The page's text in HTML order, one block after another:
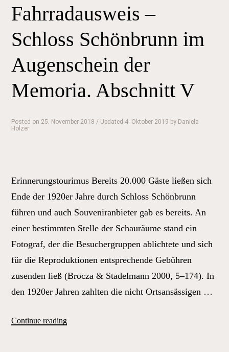
im
Augenschein
der
Memoria.
Abschnitt
VI“
Fahrradausweis –
Schloss Schönbrunn im
Augenschein der
Memoria. Abschnitt V
Posted on 25. November 2018 / Updated 4. Oktober 2019 by Daniela
Holzer
Erinnerungstourimus Bereits 20.000 Gäste ließen sich
Ende der 1920er Jahre durch Schloss Schönbrunn
führen und auch Souveniranbieter gab es bereits. An
einer bestimmten Stelle der Schauräume stand ein
Fotograf, der die Besuchergruppen ablichtete und sich
für die Reproduktionen entsprechende Gebühren
zusenden ließ (Brocza & Stadelmann 2000, 5–174). In
den 1920er Jahren zahlten die nicht Ortsansässigen …
Continue reading„Nicht